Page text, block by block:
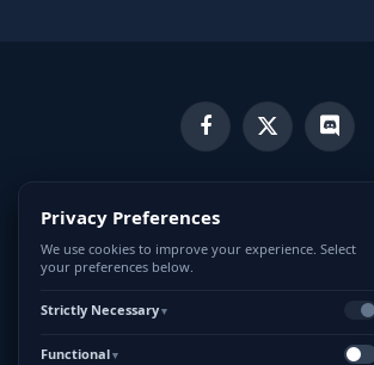
Facebook
X
(Twitter)
MENTIONS LÉGALES ET CONDITIONS
D’UTILISATION (CGU)
CONDITIONS GÉNÉRALES DE
HÉBERGEUR
Privacy Preferences
We use cookies to improve your experience. Select
your preferences below.
Strictly Necessary▼
Functional▼